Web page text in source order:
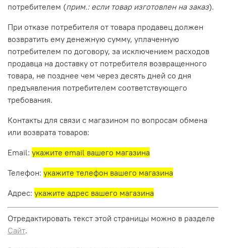
потребителем (прим.: если товар изготовлен на заказ).
При отказе потребителя от товара продавец должен
возвратить ему денежную сумму, уплаченную
потребителем по договору, за исключением расходов
продавца на доставку от потребителя возвращенного
товара, не позднее чем через десять дней со дня
предъявления потребителем соответствующего
требования.
Контакты для связи с магазином по вопросам обмена
или возврата товаров:
Email: укажите email вашего магазина
Телефон: укажите телефон вашего магазина
Адрес: укажите адрес вашего магазина
Отредактировать текст этой страницы можно в разделе
Сайт.